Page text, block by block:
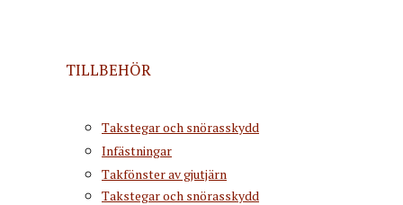
TILLBEHÖR
Takstegar och snörasskydd
Infästningar
Takfönster av gjutjärn
Takstegar och snörasskydd